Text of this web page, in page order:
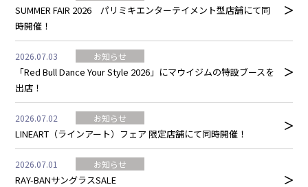
SUMMER FAIR 2026 パリミキエンターテイメント型店舗にて同
時開催！
2026.07.03 お知らせ
「Red Bull Dance Your Style 2026」にマウイジムの特設ブースを
出店！
2026.07.02 お知らせ
LINEART（ラインアート）フェア 限定店舗にて同時開催！
2026.07.01 お知らせ
RAY-BANサングラスSALE